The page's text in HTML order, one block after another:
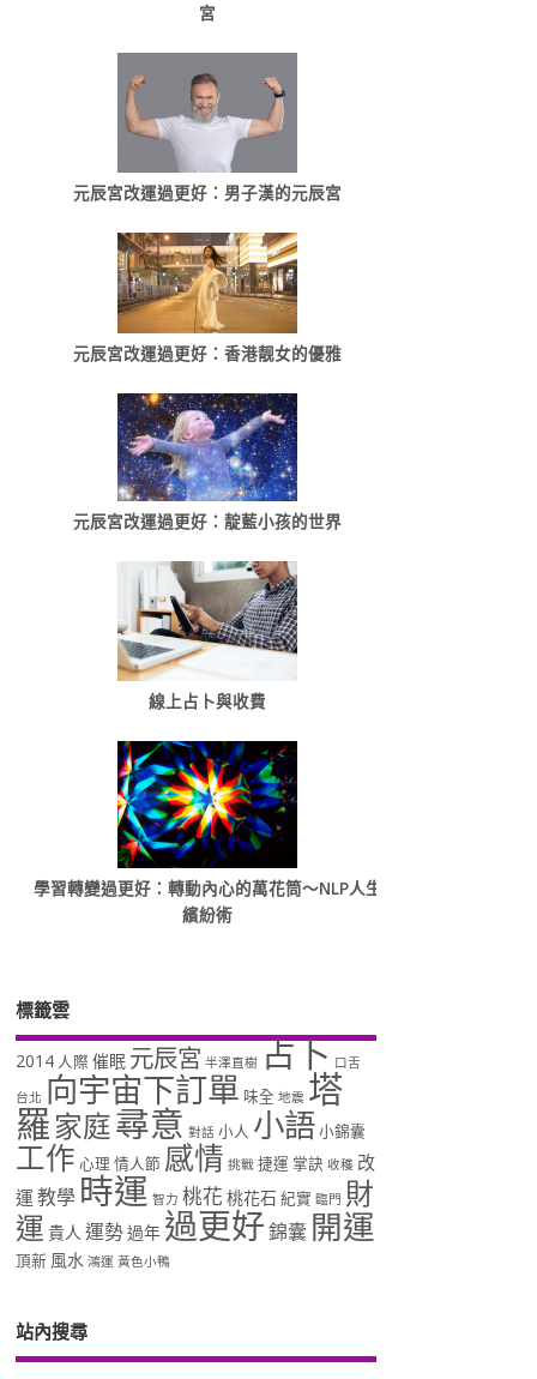
宮
元辰宮改運過更好：男子漢的元辰宮
元辰宮改運過更好：香港靓女的優雅
元辰宮改運過更好：靛藍小孩的世界
線上占卜與收費
學習轉變過更好：轉動內心的萬花筒～NLP人生
繽紛術
標籤雲
2014 人際 催眠 元辰宮 半澤直樹 占卜 口舌
台北 向宇宙下訂單 味全 地震 塔
羅家庭尋意 對話 小人 小語 小錦囊
工作 心理 情人節 感情 挑戰 捷運 掌訣 收穫 改
運 教學 時運 智力 桃花 桃花石 紀實 臨門 財
運 貴人 運勢過年 過更好錦囊 開運
頂新 風水 鴻運 黃色小鴨
站內搜尋